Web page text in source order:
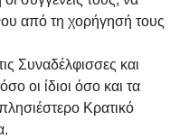
από τη χορήγησή τους
Συναδέλφισσες και
οι ίδιοι όσο και τα
Κρατικό